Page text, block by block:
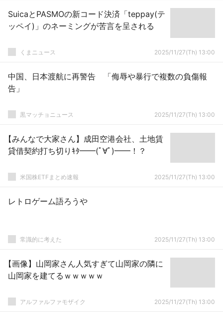
SuicaとPASMOの新コード決済「teppay(テ
ッペイ)」のネーミングが苦言を呈される
くまニュース 2025/11/27(Th) 13:00
中国、日本渡航に再警告 「侮辱や暴行で複数の負傷報
告」
黒マッチョニュース 2025/11/27(Th) 13:00
【みんなで大家さん】成田空港会社、土地賃
貸借契約打ち切りｷﾀ━━(ﾟ∀ﾟ)━━！？
米国株ETFまとめ速報 2025/11/27(Th) 13:00
レトロゲーム語ろうや
常識的に考えた 2025/11/27(Th) 13:00
【画像】山岡家さん人気すぎて山岡家の隣に
山岡家を建てるｗｗｗｗｗ
アルファルファモザイク 2025/11/27(Th) 13:00